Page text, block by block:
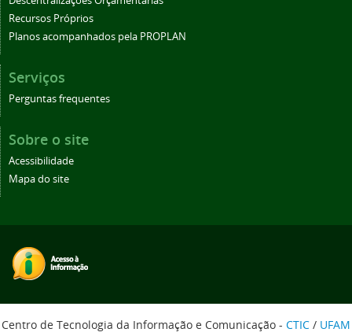
Recursos Próprios
Planos acompanhados pela PROPLAN
Serviços
Perguntas frequentes
Sobre o site
Acessibilidade
Mapa do site
Centro de Tecnologia da Informação e Comunicação - CTIC / UFAM